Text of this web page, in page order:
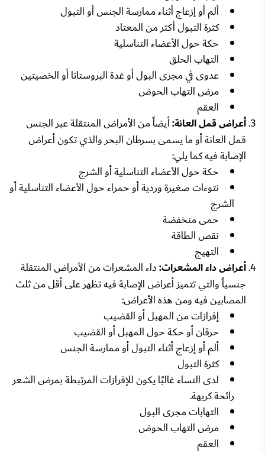
ألم أو إزعاج أثناء ممارسة الجنس أو التبول
كثرة التبول أكثر من المعتاد
حكة حول الأعضاء التناسلية
التهاب الحلق
عدوى في مجرى البول أو غدة البروستاتا أو الخصيتين
مرض التهاب الحوض
العقم
أعراض قمل العانة:أيضاً من الأمراض المنتقلة عبر الجنس
قمل العانة أو ما يسمى بسرطان البحر والذي تكون أعراض
الإصابة فيه كما يلي:
حكة حول الأعضاء التناسلية أو الشرج
نتوءات صغيرة وردية أو حمراء حول الأعضاء التناسلية أو
الشرج
حمى منخفضة
نقص الطاقة
التهيج
أعراض داء المشعرات:داء المشعرات من الأمراض المنتقلة
جنسياً والتي تتميز أعراض الإصابة فيه تظهر على أقل من ثلث
المصابين فيه ومن هذه الأعراض:
إفرازات من المهبل أو القضيب
حرقان أو حكة حول المهبل أو القضيب
ألم أو إزعاج أثناء التبول أو ممارسة الجنس
كثرة التبول
لدى النساء غالبًا يكون للإفرازات المرتبطة بمرض الشعر
رائحة كريهة.
التهابات مجرى البول
مرض التهاب الحوض
العقم